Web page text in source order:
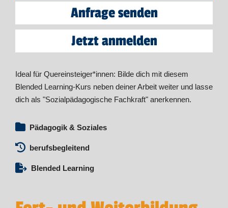
Anfrage senden
Jetzt anmelden
Ideal für Quereinsteiger*innen: Bilde dich mit diesem
Blended Learning-Kurs neben deiner Arbeit weiter und lasse
dich als "Sozialpädagogische Fachkraft" anerkennen.
Pädagogik & Soziales
berufsbegleitend
Blended Learning